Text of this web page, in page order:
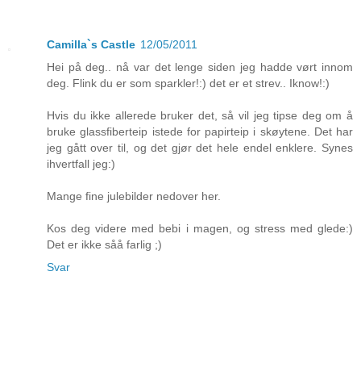
Camilla`s Castle 12/05/2011
Hei på deg.. nå var det lenge siden jeg hadde vørt innom
deg. Flink du er som sparkler!:) det er et strev.. Iknow!:)
Hvis du ikke allerede bruker det, så vil jeg tipse deg om å
bruke glassfiberteip istede for papirteip i skøytene. Det har
jeg gått over til, og det gjør det hele endel enklere. Synes
ihvertfall jeg:)
Mange fine julebilder nedover her.
Kos deg videre med bebi i magen, og stress med glede:)
Det er ikke såå farlig ;)
Svar